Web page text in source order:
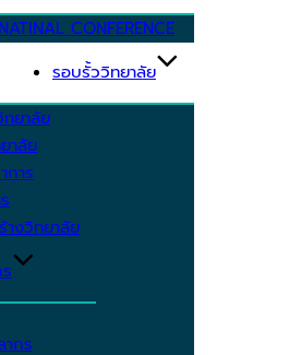
CONFERENCE
รอบรั้ววิทยาลัย
ทยาลัย
าลัย
การ
างวิทยาลัย
กร